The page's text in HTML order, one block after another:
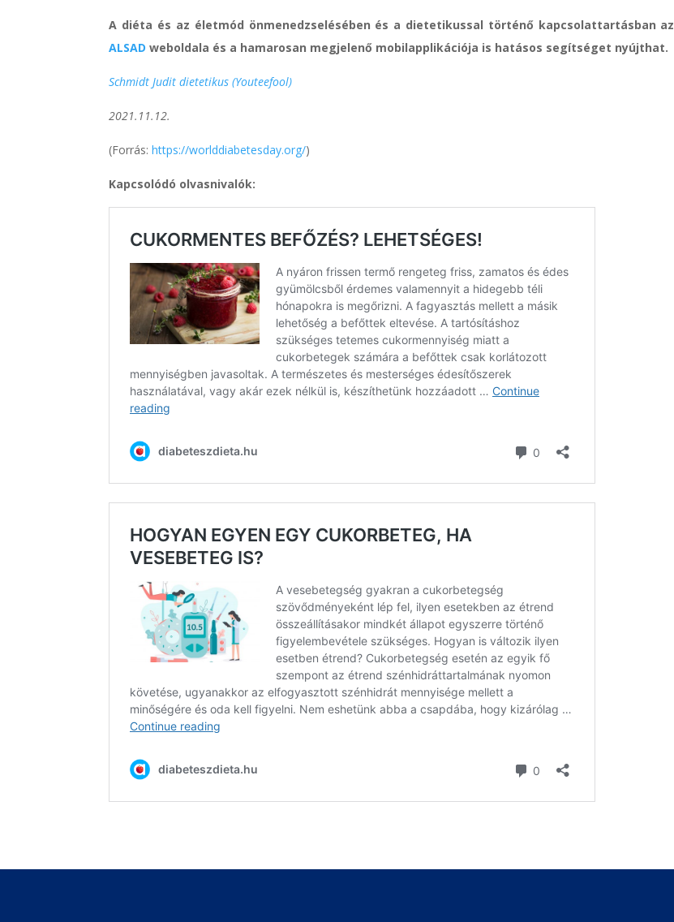
A diéta és az életmód önmenedzselésében és a dietetikussal történő kapcsolattartásban az
ALSAD weboldala és a hamarosan megjelenő mobilapplikációja is hatásos segítséget nyújthat.
Schmidt Judit dietetikus (Youteefool)
2021.11.12.
(Forrás: ​​https://worlddiabetesday.org/)
Kapcsolódó olvasnivalók: